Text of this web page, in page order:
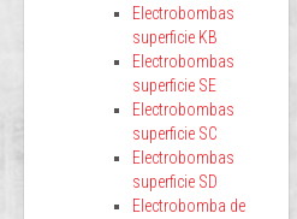
Electrobombas
superficie KB
Electrobombas
superficie SE
Electrobombas
superficie SC
Electrobombas
superficie SD
Electrobomba de